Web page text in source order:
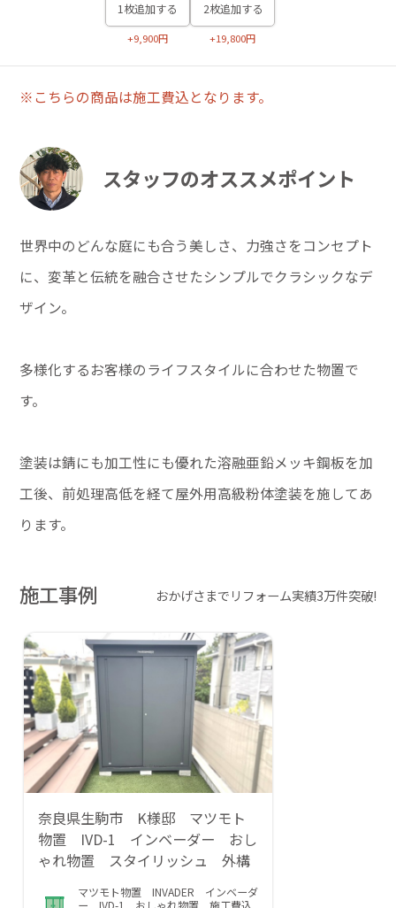
1枚追加する
+9,900円
2枚追加する
+19,800円
※こちらの商品は施工費込となります。
スタッフのオススメポイント
世界中のどんな庭にも合う美しさ、力強さをコンセプト
に、変革と伝統を融合させたシンプルでクラシックなデ
ザイン。
多様化するお客様のライフスタイルに合わせた物置で
す。
塗装は錆にも加工性にも優れた溶融亜鉛メッキ鋼板を加
工後、前処理高低を経て屋外用高級粉体塗装を施してあ
ります。
施工事例 おかげさまでリフォーム実績3万件突破!
奈良県生駒市 K様邸 マツモト
物置 IVD-1 インベーダー おし
ゃれ物置 スタイリッシュ 外構
マツモト物置 INVADER インベーダ
ー IVD-1 おしゃれ物置 施工費込